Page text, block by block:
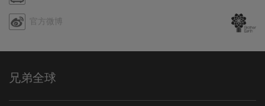
哔
官方微博
兄弟全球